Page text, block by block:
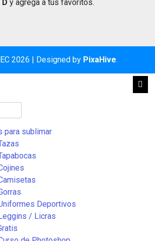
D y agrega a tus favoritos.
2026 | Designed by PixaHive.
para sublimar
Deportivos
/ Licras